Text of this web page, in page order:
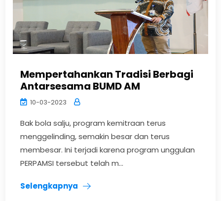
Mempertahankan Tradisi Berbagi
Antarsesama BUMD AM
10-03-2023
Bak bola salju, program kemitraan terus
menggelinding, semakin besar dan terus
membesar. Ini terjadi karena program unggulan
PERPAMSI tersebut telah m...
Selengkapnya